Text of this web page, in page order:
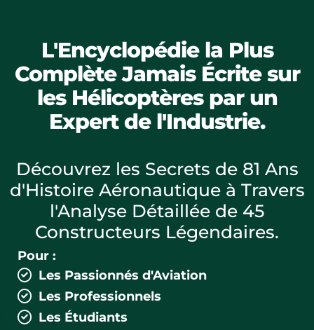
L'Encyclopédie la Plus
Complète Jamais Écrite sur
les Hélicoptères par un
Expert de l'Industrie.
Découvrez les Secrets de 81 Ans
d'Histoire Aéronautique à Travers
l'Analyse Détaillée de 45
Constructeurs Légendaires.
Pour :
Les Passionnés d'Aviation
Les Professionnels
Les Étudiants